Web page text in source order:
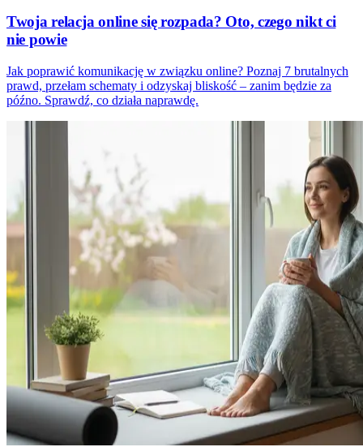
Twoja relacja online się rozpada? Oto, czego nikt ci
nie powie
Jak poprawić komunikację w związku online? Poznaj 7 brutalnych
prawd, przełam schematy i odzyskaj bliskość – zanim będzie za
późno. Sprawdź, co działa naprawdę.